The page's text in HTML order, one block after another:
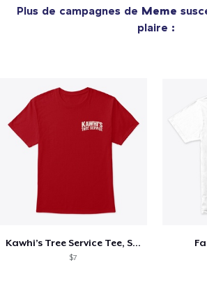
Plus de campagnes de Meme
plaire :
Kawhi’s Tree Service Tee, Shirts, Mug
$7